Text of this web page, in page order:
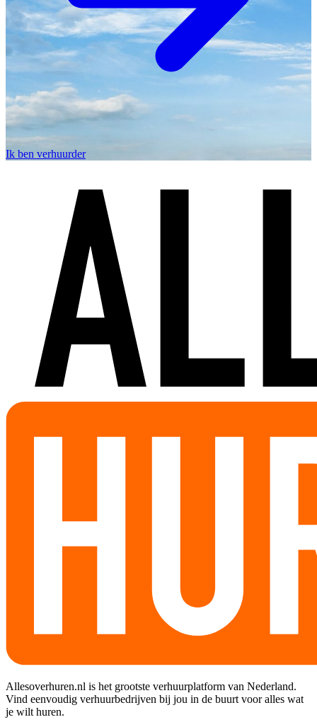
Ik ben verhuurder
Allesoverhuren.nl is het grootste verhuurplatform van Nederland.
Vind eenvoudig verhuurbedrijven bij jou in de buurt voor alles wat
je wilt huren.